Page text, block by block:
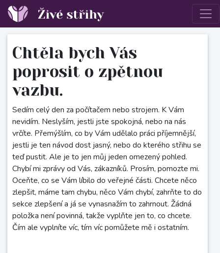
Chtěla bych Vás
poprosit o zpětnou
vazbu.
Sedím celý den za počítačem nebo strojem. K Vám
nevidím. Neslyším, jestli jste spokojná, nebo na nás
vrčíte. Přemýšlím, co by Vám udělalo práci příjemnější,
jestli je ten návod dost jasný, nebo do kterého střihu se
teď pustit. Ale je to jen můj jeden omezený pohled.
Chybí mi zprávy od Vás, zákazníků. Prosím, pomozte mi.
Oceňte, co se Vám líbilo do veřejné části. Chcete něco
zlepšit, máme tam chybu, něco Vám chybí, zahrňte to do
sekce zlepšení a já se vynasnažím to zahrnout. Žádná
položka není povinná, takže vyplňte jen to, co chcete.
Čím ale vyplníte víc, tím víc pomůžete mě i ostatním.